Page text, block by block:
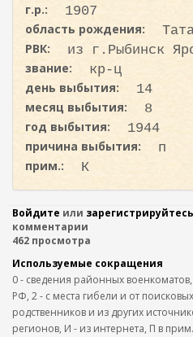
г.р.:
1907
область рождения:
РВК:
из г.Рыбинск
звание:
кр-ц
день выбытия:
14
месяц выбытия:
8
год выбытия:
1944
причина выбытия:
п
прим.:
К
Войдите или зарегистрируйтесь
комментарии
462 просмотра
Используемые сокращения
0 - сведения районных
РФ, 2 - с места гибели и от
родственников и из других
регионов, И - из интернета, П в